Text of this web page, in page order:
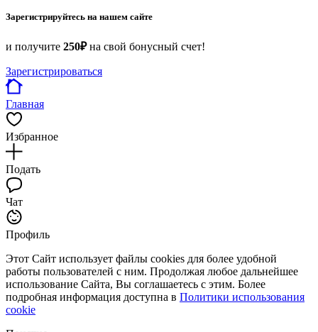
Зарегистрируйтесь на нашем сайте
и получите 250₽на свой бонусный счет!
Зарегистрироваться
Главная
Избранное
Подать
Чат
Профиль
Этот Сайт использует файлы cookies для более удобной
работы пользователей с ним. Продолжая любое дальнейшее
использование Сайта, Вы соглашаетесь с этим. Более
подробная информация доступна в Политики использования
cookie